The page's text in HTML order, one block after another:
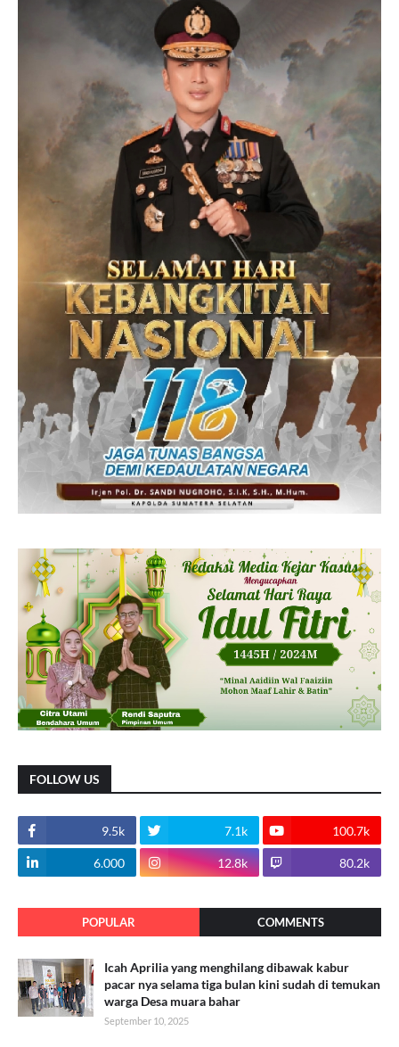
FOLLOW US
9.5k 7.1k 100.7k
6.000 12.8k 80.2k
POPULAR COMMENTS
Icah Aprilia yang menghilang dibawak kabur
pacar nya selama tiga bulan kini sudah di temukan
warga Desa muara bahar
September 10, 2025